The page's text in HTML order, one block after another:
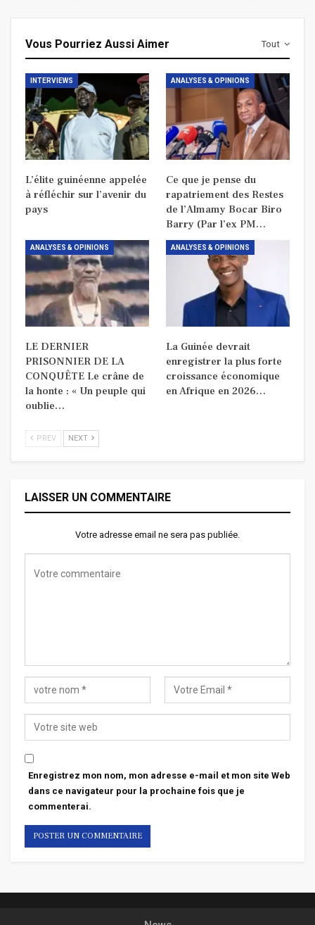
Tout
Vous Pourriez Aussi Aimer
INTERVIEWS
L’élite guinéenne appelée
à réfléchir sur l’avenir du
pays
ANALYSES & OPINIONS
Ce que je pense du
rapatriement des Restes
de l’Almamy Bocar Biro
Barry (Par l’ex PM…
ANALYSES & OPINIONS
LE DERNIER
PRISONNIER DE LA
CONQUÊTE Le crâne de
la honte : « Un peuple qui
oublie…
ANALYSES & OPINIONS
La Guinée devrait
enregistrer la plus forte
croissance économique
en Afrique en 2026…
PREV NEXT
LAISSER UN COMMENTAIRE
Votre adresse email ne sera pas publiée.
Enregistrez mon nom, mon adresse e-mail et mon site Web
dans ce navigateur pour la prochaine fois que je
commenterai.